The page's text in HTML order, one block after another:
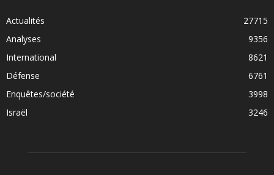
Actualités
27715
Analyses
9356
International
8621
Défense
6761
Enquêtes/société
3998
Israël
3246